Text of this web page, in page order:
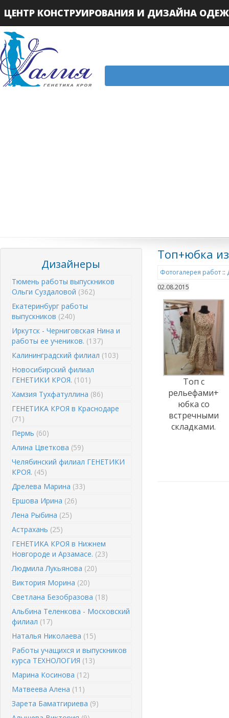
ЦЕНТР КОНСТРУИРОВАНИЯ И ДИЗАЙНА
Дизайнеры
Тюмень работы выпускников
Ольги Суздаловой (362)
Екатеринбург работы
выпускников (240)
Иркутск - Черниговская Нина и
работы ее учеников. (137)
Калининградский филиал (103)
Новосибирский филиал
ГЕНЕТИКИ КРОЯ. (101)
Хамзия Тухфатуллина (86)
ГЕНЕТИКА КРОЯ в Краснодаре
(71)
Пермь (60)
Алина Цветкова (59)
Челябинский филиал ГЕНЕТИКИ
КРОЯ. (45)
Дрелева Марина (33)
Ершова Ирина (26)
Лена Рыбина (25)
Астрахань (25)
ГЕНЕТИКА КРОЯ в Нижнем
Новгороде и Арзамасе. (23)
Людмила Лукьянова (20)
Виктория Морина (20)
Светлана Безобразова (18)
Альбина Теленкова - Московский
филиал (17)
Наталья Николаева (15)
Работы учащихся и выпускников
курса ТЕХНОЛОГИЯ (13)
Марина Косинова (12)
Матвеева Алена (11)
Зарета Баматгириева (9)
Топ+юбка
Фотогалерея работ::
02.08.2015
Топ с
рельефами+
юбка со
встречными
складками.